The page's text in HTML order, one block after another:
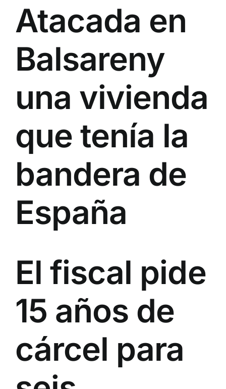
Atacada en
Balsareny
una vivienda
que tenía la
bandera de
España
El fiscal pide
15 años de
cárcel para